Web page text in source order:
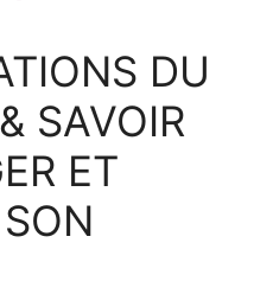
DU
SAVOIR
ET